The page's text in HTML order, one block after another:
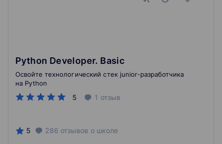
Python Developer. Basic
5 1 отзыв
Освойте технологический стек junior-разработчика
на Python
5 286 отзывов о школе